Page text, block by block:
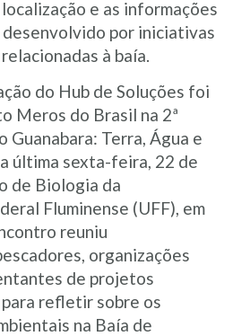
e as informações
por iniciativas
à baía.
do Hub de Soluções foi
Meros do Brasil na 2ª
Guanabara: Terra, Água e
última sexta-feira, 22 de
de Biologia da
Fluminense (UFF), em
reuniu
organizações
de projetos
refletir sobre os
na Baía de